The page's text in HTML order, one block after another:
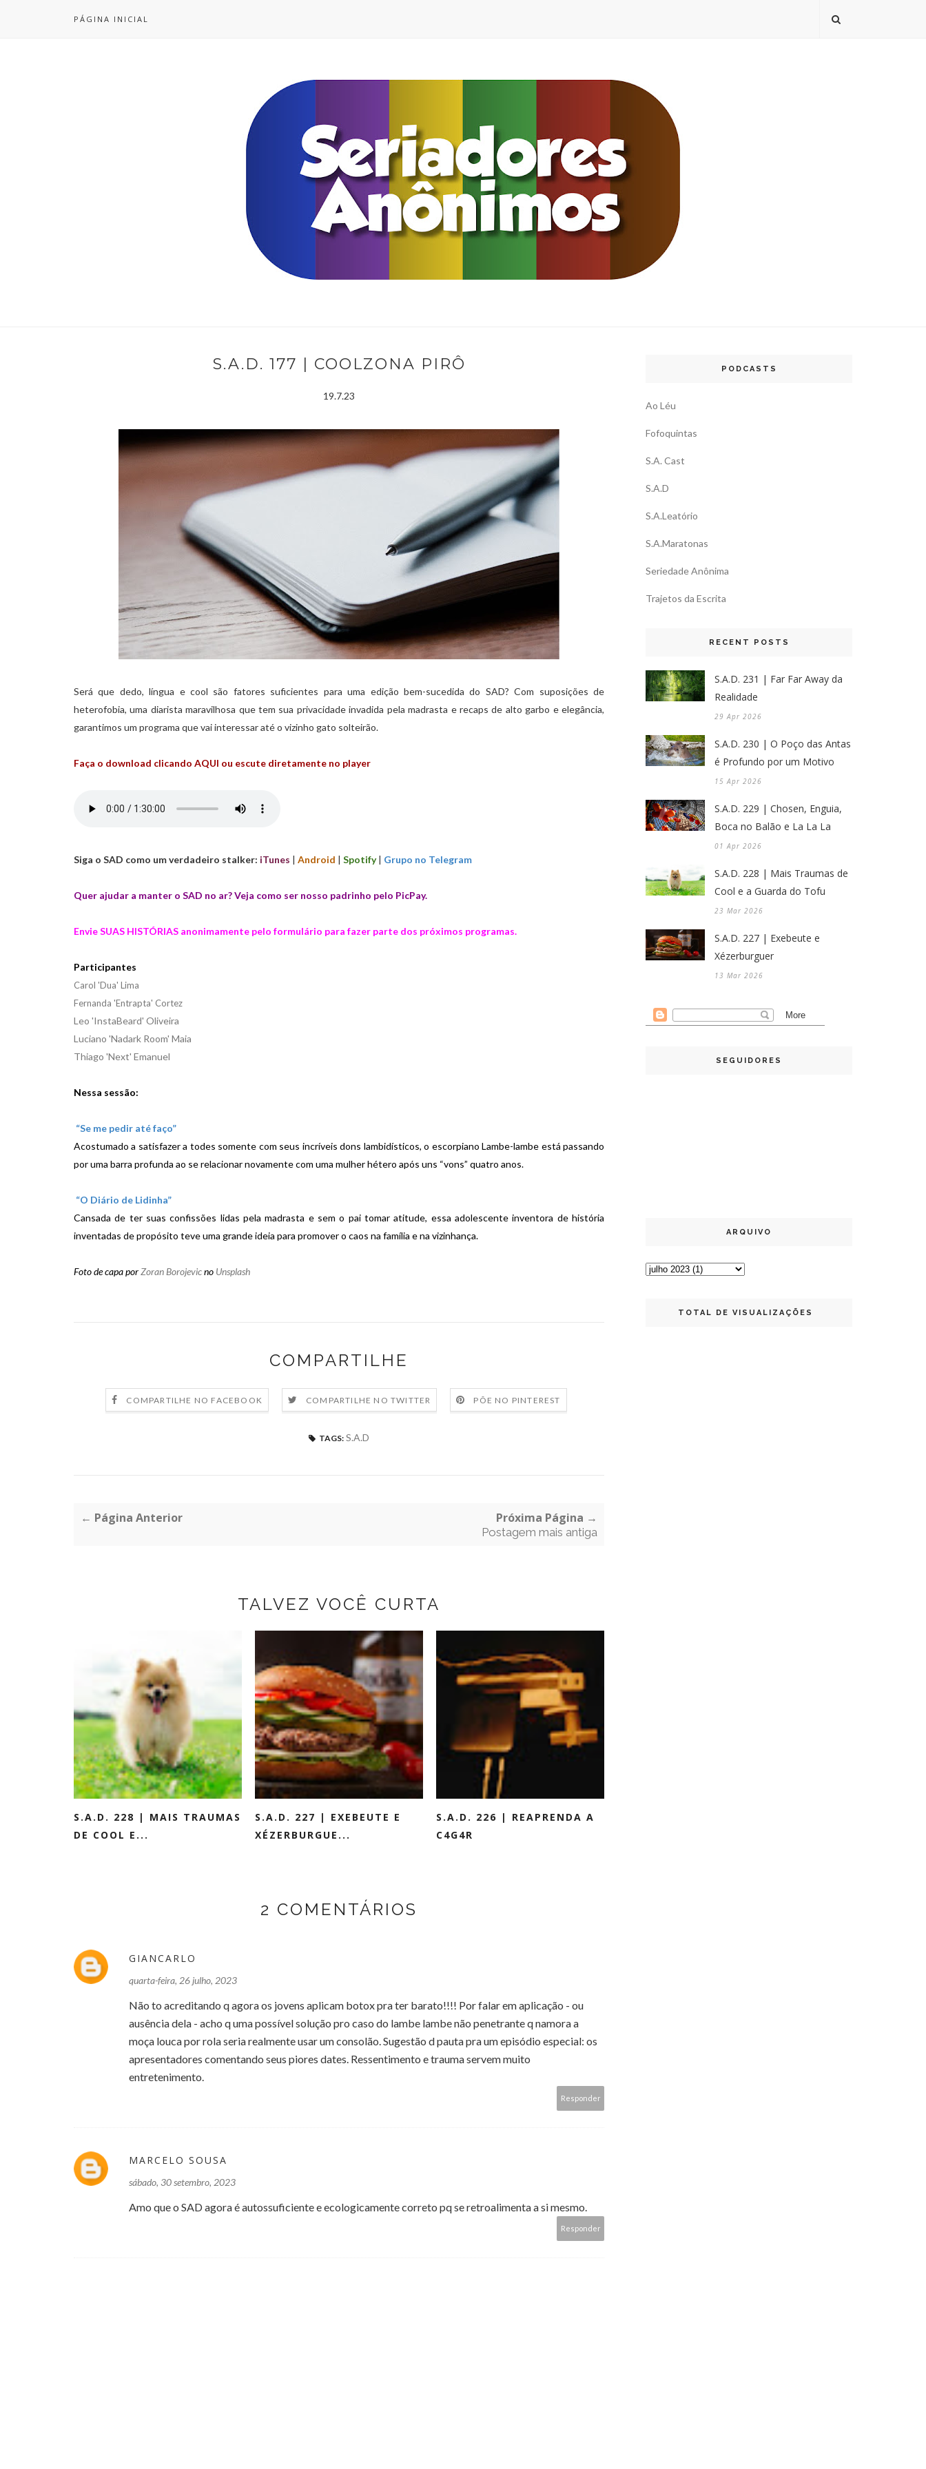
PÁGINA INICIAL
S.A.D. 177 | COOLZONA PIRÔ
19.7.23
Será que dedo, língua e cool são fatores suficientes para uma edição bem-sucedida do SAD? Com suposições de
heterofobia, uma diarista maravilhosa que tem sua privacidade invadida pela madrasta e recaps de alto garbo e elegância,
garantimos um programa que vai interessar até o vizinho gato solteirão.
Faça o download clicando AQUI ou escute diretamente no player
Siga o SAD como um verdadeiro stalker: iTunes | Android | Spotify| Grupo no Telegram
Quer ajudar a manter o SAD no ar? Veja como ser nosso padrinho pelo PicPay.
Envie SUAS HISTÓRIAS anonimamente pelo formulário para fazer parte dos próximos programas.
Participantes
Carol 'Dua' Lima
Fernanda 'Entrapta' Cortez
Leo 'InstaBeard' Oliveira
Luciano 'Nadark Room' Maia
Thiago 'Next' Emanuel
Nessa sessão:
“Se me pedir até faço”
Acostumado a satisfazer a todes somente com seus incríveis dons lambidísticos, o escorpiano Lambe-lambe está passando
por uma barra profunda ao se relacionar novamente com uma mulher hétero após uns “vons” quatro anos.
“O Diário de Lidinha”
Cansada de ter suas confissões lidas pela madrasta e sem o pai tomar atitude, essa adolescente inventora de história
inventadas de propósito teve uma grande ideia para promover o caos na família e na vizinhança.
Foto de capa por Zoran Borojevicno Unsplash
COMPARTILHE
COMPARTILHE NO FACEBOOK COMPARTILHE NO TWITTER PÕE NO PINTEREST
TAGS: S.A.D
← Página Anterior Próxima Página →
Postagem mais antiga
TALVEZ VOCÊ CURTA
S.A.D. 228 | MAIS TRAUMAS
DE COOL E...
S.A.D. 227 | EXEBEUTE E
XÉZERBURGUE...
S.A.D. 226 | REAPRENDA A
C4G4R
2 COMENTÁRIOS
GIANCARLO
quarta-feira, 26 julho, 2023
Não to acreditando q agora os jovens aplicam botox pra ter barato!!!! Por falar em aplicação - ou
ausência dela - acho q uma possível solução pro caso do lambe lambe não penetrante q namora a
moça louca por rola seria realmente usar um consolão. Sugestão d pauta pra um episódio especial: os
apresentadores comentando seus piores dates. Ressentimento e trauma servem muito
entretenimento.
Responder
MARCELO SOUSA
sábado, 30 setembro, 2023
Amo que o SAD agora é autossuficiente e ecologicamente correto pq se retroalimenta a si mesmo.
Responder
PODCASTS
Ao Léu
Fofoquintas
S.A. Cast
S.A.D
S.A.Leatório
S.A.Maratonas
Seriedade Anônima
Trajetos da Escrita
RECENT POSTS
S.A.D. 231 | Far Far Away da
Realidade
29 Apr 2026
S.A.D. 230 | O Poço das Antas
é Profundo por um Motivo
15 Apr 2026
S.A.D. 229 | Chosen, Enguia,
Boca no Balão e La La La
01 Apr 2026
S.A.D. 228 | Mais Traumas de
Cool e a Guarda do Tofu
23 Mar 2026
S.A.D. 227 | Exebeute e
Xézerburguer
13 Mar 2026
SEGUIDORES
ARQUIVO
TOTAL DE VISUALIZAÇÕES